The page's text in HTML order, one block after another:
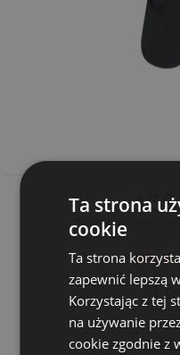
Najniższa cena z
Aby
1.
Ta strona
cookie
Ta strona
zapewnić lepszą
Korzystając z tej
na używanie
cookie zgodnie z